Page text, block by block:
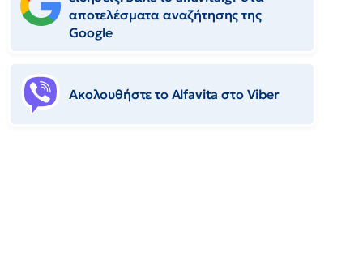
αποτελέσματα αναζήτησης της
Google
Ακολουθήστε το Αlfavita στο Viber